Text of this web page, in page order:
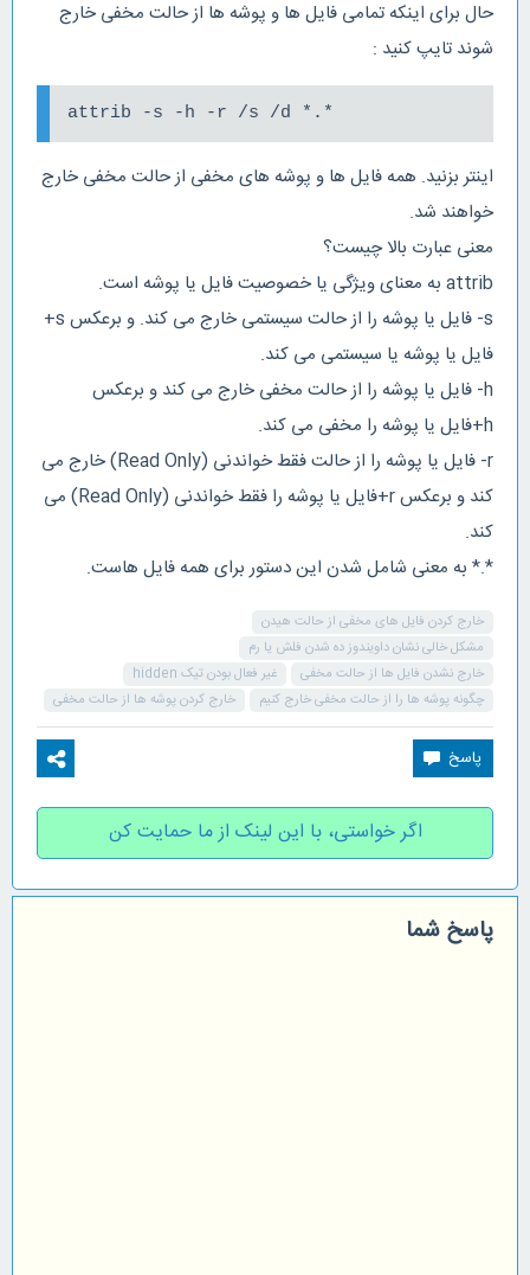
حال برای اینکه تمامی فایل ها و پوشه ها از حالت مخفی خارج
شوند تایپ کنید :
attrib -s -h -r /s /d *.*
اینتر بزنید. همه فایل ها و پوشه های مخفی از حالت مخفی خارج
خواهند شد.
معنی عبارت بالا چیست؟
attrib به معنای ویژگی یا خصوصیت فایل یا پوشه است.
s- فایل یا پوشه را از حالت سیستمی خارج می کند. و برعکس s+
فایل یا پوشه یا سیستمی می کند.
h- فایل یا پوشه را از حالت مخفی خارج می کند و برعکس
h+فایل یا پوشه را مخفی می کند.
r- فایل یا پوشه را از حالت فقط خواندنی (Read Only) خارج می
کند و برعکس r+فایل یا پوشه را فقط خواندنی (Read Only) می
کند.
*.* به معنی شامل شدن این دستور برای همه فایل هاست.
خارج کردن فایل های مخفی از حالت هیدن
مشکل خالی نشان داویندوز ده شدن فلش یا رم
خارج نشدن فایل ها از حالت مخفی
غیر فعال بودن تیک hidden
چگونه پوشه ها را از حالت مخفی خارج کنیم
خارج کردن پوشه ها از حالت مخفی
اگر خواستی، با این لینک از ما حمایت کن
پاسخ شما